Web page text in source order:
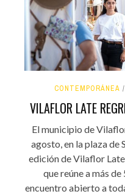
CONTEMPORÁNEA
VILAFLOR LATE
El municipio de
agosto, en la plaza de
edición de Vilaflor
que reúne a más
encuentro abierto a